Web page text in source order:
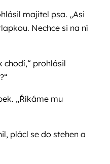
majitel psa. „Asi
Nechce si na ní
chodí,“ prohlásil
„Říkáme mu
plácl se do stehen a